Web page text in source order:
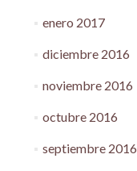
enero 2017
diciembre 2016
noviembre 2016
octubre 2016
septiembre 2016